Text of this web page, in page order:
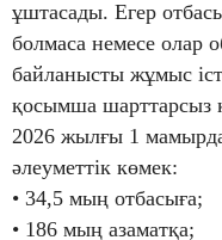
ұштасады. Егер
болмаса немесе олар
байланысты жұмыс
қосымша шарттарсыз
2026 жылғы 1
әлеуметтік көмек:
• 34,5 мың отбасыға;
• 186 мың азаматқа;